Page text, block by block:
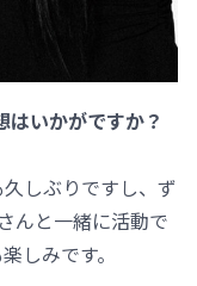
はいかがですか？
しぶりですし、ず
んと一緒に活動で
しみです。